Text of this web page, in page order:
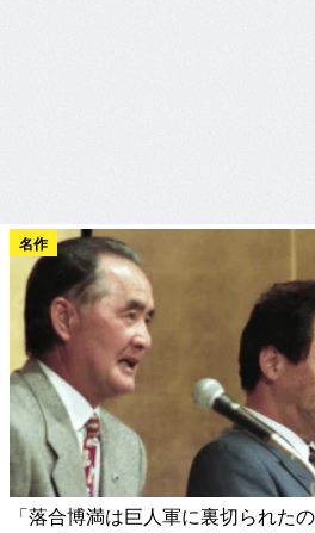
名作
「落合博満は巨人軍に裏切られた